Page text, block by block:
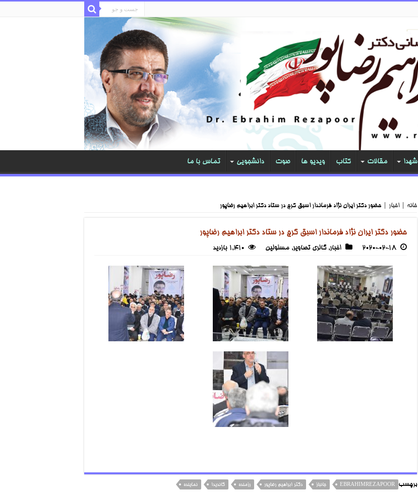
شهدا مقالات کتاب ویدیو ها صوت دانشجویی تماس با ما
خانه اخبار حضور دکتر ایران نژاد فرماندار اسبق کرج در ستاد دکتر ابراهیم رضاپور
حضور دکتر ایران نژاد فرماندار اسبق کرج در ستاد دکتر ابراهیم رضاپور
2020-02-18 اخبار,گالری تصاویر, مسئولین 1,410 بازدید
برچسب EBRAHIMREZAPOOR جانباز دکتر ابراهیم رضاپور رزمنده کاندیدا نماینده